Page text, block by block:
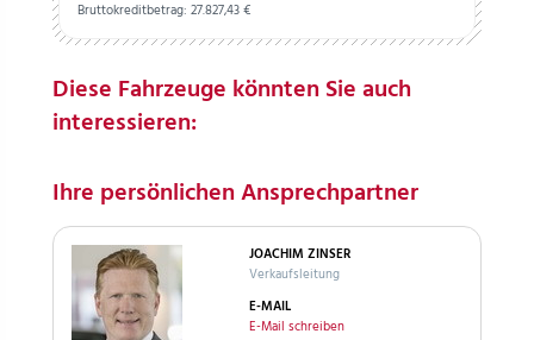
Bruttokreditbetrag: 27.827,43€
Diese Fahrzeuge könnten Sie auch
interessieren:
Ihre persönlichen Ansprechpartner
JOACHIM ZINSER
Verkaufsleitung
E-MAIL
E-Mail schreiben